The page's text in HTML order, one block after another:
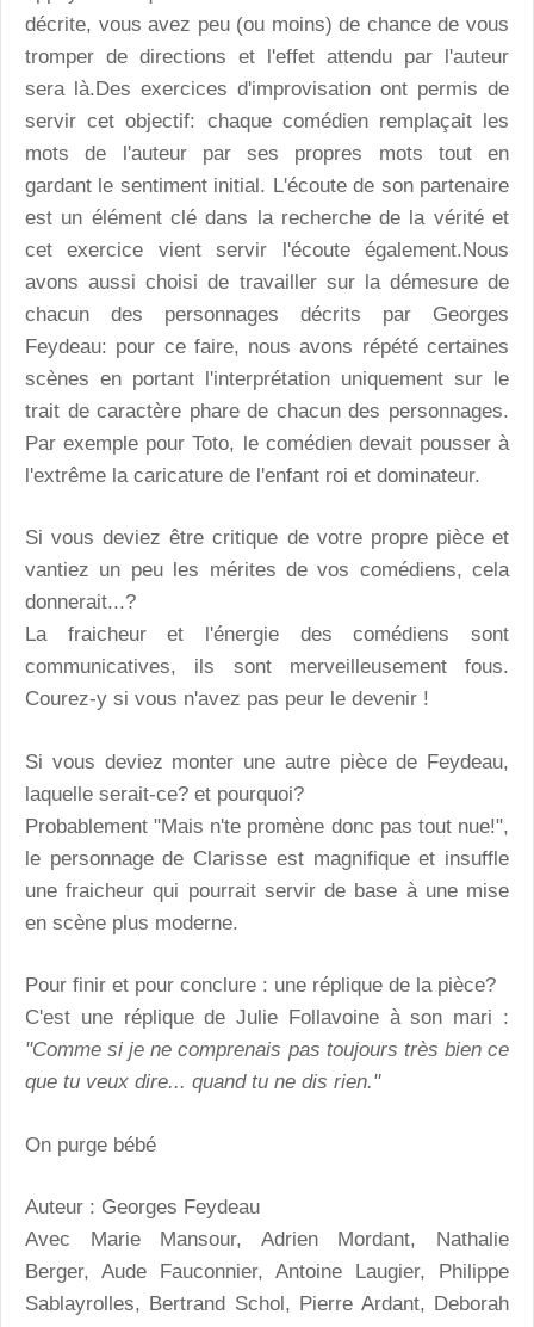
décrite, vous avez peu (ou moins) de chance de vous
tromper de directions et l'effet attendu par l'auteur
sera là.Des exercices d'improvisation ont permis de
servir cet objectif: chaque comédien remplaçait les
mots de l'auteur par ses propres mots tout en
gardant le sentiment initial. L'écoute de son partenaire
est un élément clé dans la recherche de la vérité et
cet exercice vient servir l'écoute également.Nous
avons aussi choisi de travailler sur la démesure de
chacun des personnages décrits par Georges
Feydeau: pour ce faire, nous avons répété certaines
scènes en portant l'interprétation uniquement sur le
trait de caractère phare de chacun des personnages.
Par exemple pour Toto, le comédien devait pousser à
l'extrême la caricature de l'enfant roi et dominateur.
Si vous deviez être critique de votre propre pièce et
vantiez un peu les mérites de vos comédiens, cela
donnerait...?
La fraicheur et l'énergie des comédiens sont
communicatives, ils sont merveilleusement fous.
Courez-y si vous n'avez pas peur le devenir !
Si vous deviez monter une autre pièce de Feydeau,
laquelle serait-ce? et pourquoi?
Probablement "Mais n'te promène donc pas tout nue!",
le personnage de Clarisse est magnifique et insuffle
une fraicheur qui pourrait servir de base à une mise
en scène plus moderne.
Pour finir et pour conclure : une réplique de la pièce?
C'est une réplique de Julie Follavoine à son mari :
"Comme si je ne comprenais pas toujours très bien ce
que tu veux dire... quand tu ne dis rien."
On purge bébé
Auteur : Georges Feydeau
Avec Marie Mansour, Adrien Mordant, Nathalie
Berger, Aude Fauconnier, Antoine Laugier, Philippe
Sablayrolles, Bertrand Schol, Pierre Ardant, Deborah